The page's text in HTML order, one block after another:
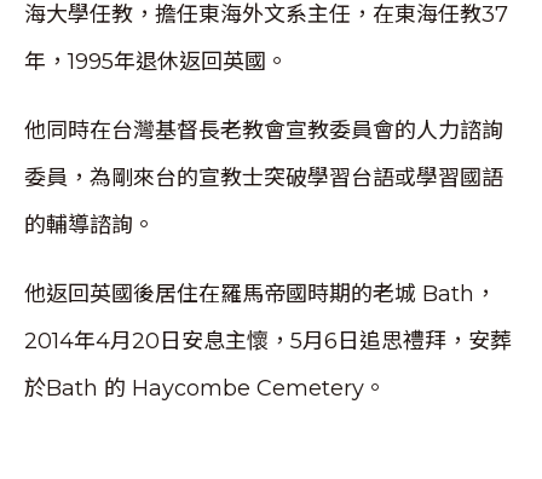
海大學任教，擔任東海外文系主任，在東海任教37
年，1995年退休返回英國。
他同時在台灣基督長老教會宣教委員會的人力諮詢
委員，為剛來台的宣教士突破學習台語或學習國語
的輔導諮詢。
他返回英國後居住在羅馬帝國時期的老城 Bath，
2014年4月20日安息主懷，5月6日追思禮拜，安葬
於Bath 的 Haycombe Cemetery。